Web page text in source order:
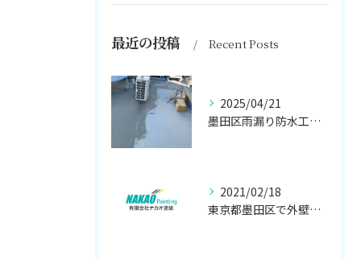
最近の投稿 Recent Posts
2025/04/21
墨田区雨漏り防水工事はナカオ塗装まで！！
2021/02/18
東京都墨田区で外壁塗り替え工事なら(有)ナカオ塗装にお任せ